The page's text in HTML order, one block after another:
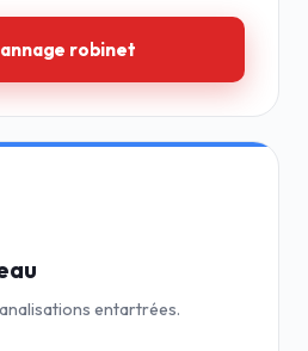
robinet
entartrées.